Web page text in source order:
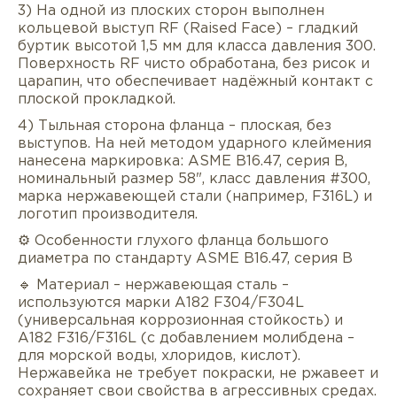
3) На одной из плоских сторон выполнен
кольцевой выступ RF (Raised Face) – гладкий
буртик высотой 1,5 мм для класса давления 300.
Поверхность RF чисто обработана, без рисок и
царапин, что обеспечивает надёжный контакт с
плоской прокладкой.
4) Тыльная сторона фланца – плоская, без
выступов. На ней методом ударного клеймения
нанесена маркировка: ASME B16.47, серия B,
номинальный размер 58", класс давления #300,
марка нержавеющей стали (например, F316L) и
логотип производителя.
⚙️ Особенности глухого фланца большого
диаметра по стандарту ASME B16.47, серия B
🔹 Материал – нержавеющая сталь –
используются марки A182 F304/F304L
(универсальная коррозионная стойкость) и
A182 F316/F316L (с добавлением молибдена –
для морской воды, хлоридов, кислот).
Нержавейка не требует покраски, не ржавеет и
сохраняет свои свойства в агрессивных средах.